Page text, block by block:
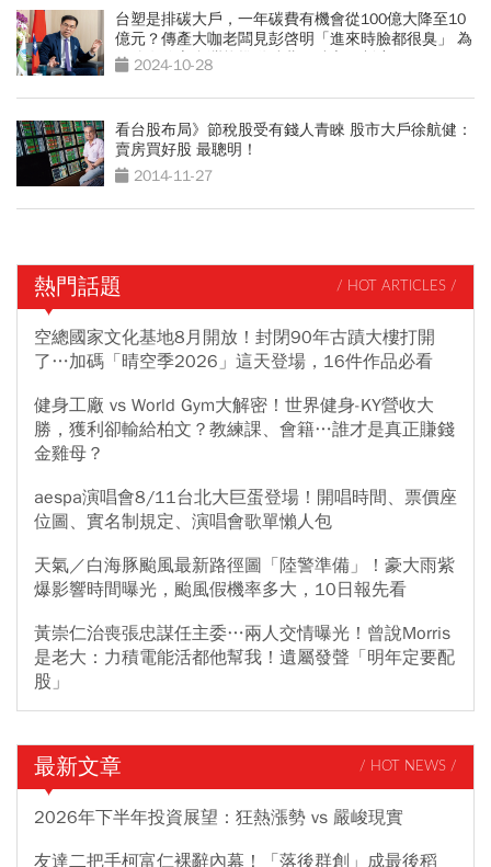
台塑是排碳大戶，一年碳費有機會從100億大降至10
億元？傳產大咖老闆見彭啓明「進來時臉都很臭」 為
何他有信心台灣能推動碳費、碳交易制度？
2024-10-28
看台股布局》節稅股受有錢人青睞 股市大戶徐航健：
賣房買好股 最聰明！
2014-11-27
熱門話題 / HOT ARTICLES /
空總國家文化基地8月開放！封閉90年古蹟大樓打開
了…加碼「晴空季2026」這天登場，16件作品必看
健身工廠 vs World Gym大解密！世界健身-KY營收大
勝，獲利卻輸給柏文？教練課、會籍…誰才是真正賺錢
金雞母？
aespa演唱會8/11台北大巨蛋登場！開唱時間、票價座
位圖、實名制規定、演唱會歌單懶人包
天氣／白海豚颱風最新路徑圖「陸警準備」！豪大雨紫
爆影響時間曝光，颱風假機率多大，10日報先看
黃崇仁治喪張忠謀任主委…兩人交情曝光！曾說Morris
是老大：力積電能活都他幫我！遺屬發聲「明年定要配
股」
最新文章 / HOT NEWS /
2026年下半年投資展望：狂熱漲勢 vs 嚴峻現實
友達二把手柯富仁裸辭內幕！「落後群創」成最後稻